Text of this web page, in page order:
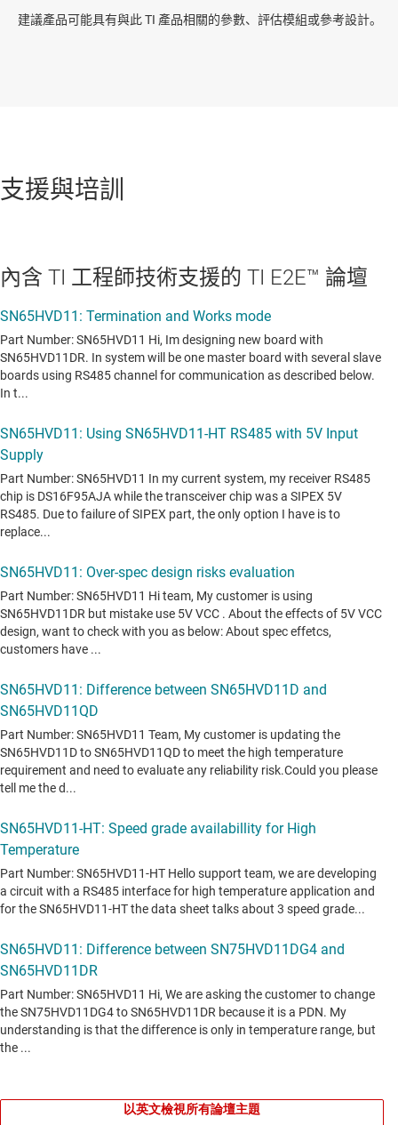
建議產品可能具有與此 TI 產品相關的參數、評估模組或參考設計。
支援與培訓
內含 TI 工程師技術支援的 TI E2E™ 論壇
以英文檢視所有論壇主題